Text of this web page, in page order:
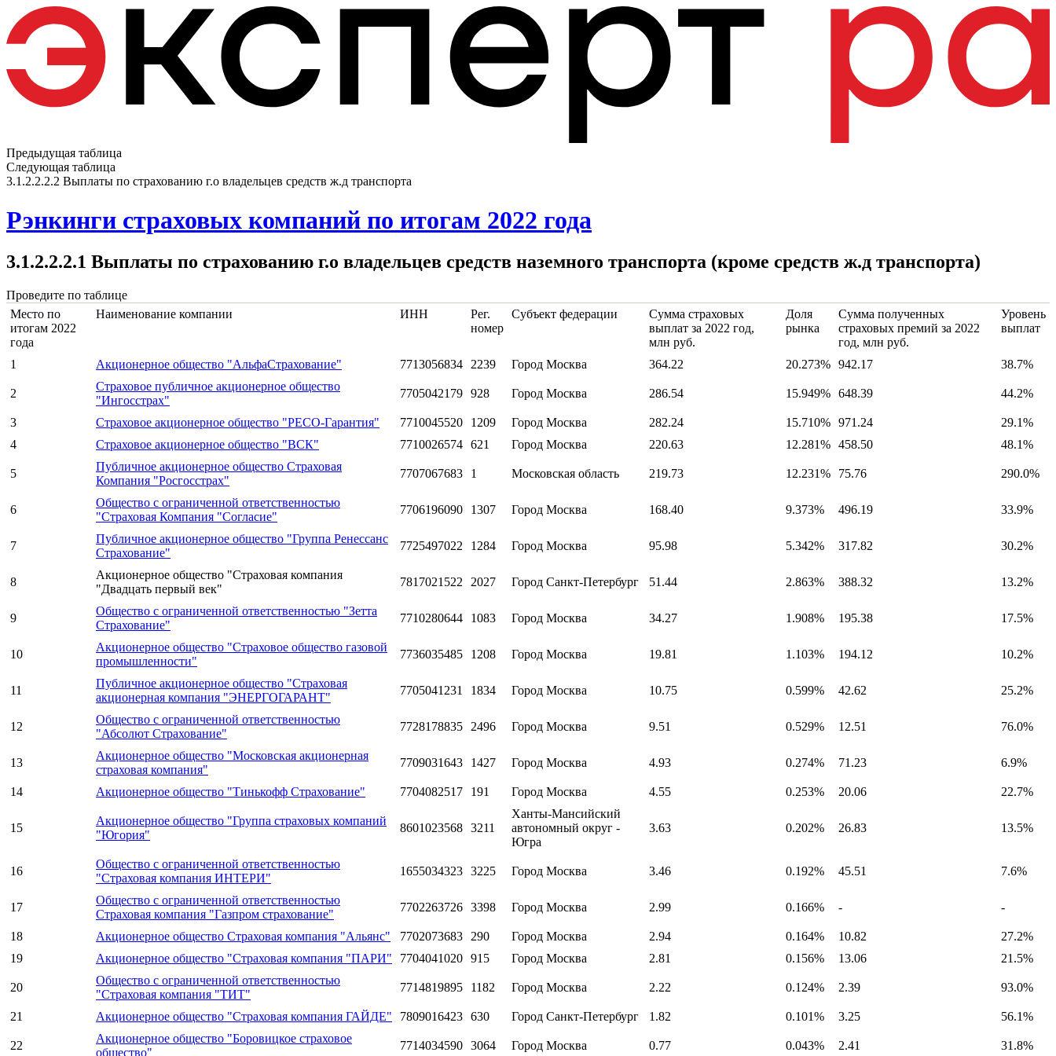
Предыдущая таблица
Следующая таблица
3.1.2.2.2.2 Выплаты по страхованию г.о владельцев средств ж.д транспорта
Рэнкинги страховых компаний по итогам 2022 года
3.1.2.2.2.1 Выплаты по страхованию г.о владельцев средств наземного транспорта (кроме средств ж.д транспорта)
Проведите по таблице
Место по
итогам 2022
года
Наименование компании ИНН
Рег.
номер
Субъект федерации
Сумма страховых
выплат за 2022 год,
млн руб.
Доля
рынка
Сумма полученных
страховых премий за 2022
год, млн руб.
Уровень
выплат
1 Акционерное общество "АльфаСтрахование" 7713056834 2239 Город Москва 364.22 20.273% 942.17 38.7%
2
Страховое публичное акционерное общество
"Ингосстрах"
7705042179 928 Город Москва 286.54 15.949% 648.39 44.2%
3 Страховое акционерное общество "РЕСО-Гарантия" 7710045520 1209 Город Москва 282.24 15.710% 971.24
29.1%
4
Страховое акционерное общество "ВСК" 7710026574 621 Город Москва 220.63 12.281% 458.50 48.1%
5
Публичное акционерное общество Страховая
Компания "Росгосстрах"
7707067683 1 Московская область 219.73 12.231% 75.76 290.0%
6
Общество с ограниченной ответственностью
"Страховая Компания "Согласие"
7706196090 1307 Город Москва 168.40 9.373% 496.19 33.9%
7
Публичное акционерное общество "Группа Ренессанс
Страхование"
7725497022 1284 Город Москва 95.98 5.342% 317.82 30.2%
8
Акционерное общество "Страховая компания
"Двадцать первый век"
7817021522 2027 Город Санкт-Петербург 51.44 2.863% 388.32 13.2%
9
Общество с ограниченной ответственностью "Зетта
Страхование"
7710280644 1083 Город Москва 34.27 1.908% 195.38 17.5%
10
Акционерное общество "Страховое общество газовой
промышленности"
7736035485 1208 Город Москва 19.81 1.103% 194.12 10.2%
11
Публичное акционерное общество "Страховая
акционерная компания "ЭНЕРГОГАРАНТ"
7705041231 1834 Город Москва 10.75 0.599% 42.62 25.2%
12
Общество с ограниченной ответственностью
"Абсолют Страхование"
7728178835 2496 Город Москва 9.51 0.529% 12.51 76.0%
13
Акционерное общество "Московская акционерная
страховая компания"
7709031643 1427 Город Москва 4.93 0.274% 71.23 6.9%
14 Акционерное общество "Тинькофф Страхование" 7704082517 191 Город Москва 4.55 0.253% 20.06 22.7%
15
Акционерное общество "Группа страховых компаний
"Югория"
8601023568 3211
Ханты-Мансийский
автономный округ -
Югра
3.63 0.202% 26.83 13.5%
16
Общество с ограниченной ответственностью
"Страховая компания ИНТЕРИ"
1655034323 3225 Город Москва 3.46 0.192% 45.51 7.6%
17
Общество с ограниченной ответственностью
Страховая компания "Газпром страхование"
7702263726 3398 Город Москва 2.99 0.166% - -
18 Акционерное общество Страховая компания "Альянс" 7702073683 290 Город Москва 2.94 0.164% 10.82
27.2%
19
Акционерное общество "Страховая компания "ПАРИ" 7704041020 915 Город Москва 2.81 0.156% 13.06 21.5%
20
Общество с ограниченной ответственностью
"Страховая компания "ТИТ"
7714819895 1182 Город Москва 2.22 0.124% 2.39 93.0%
21 Акционерное общество "Страховая компания ГАЙДЕ" 7809016423 630 Город Санкт-Петербург 1.82 0.101% 3.25 56.1%
22
Акционерное общество "Боровицкое страховое
общество"
7714034590 3064 Город Москва 0.77 0.043% 2.41 31.8%